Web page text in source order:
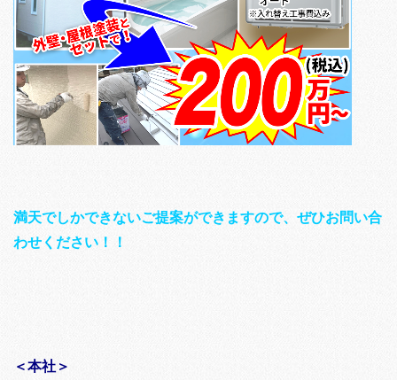
満天でしかできないご提案ができますので、ぜひお問い合
わせください！！
＜本社＞